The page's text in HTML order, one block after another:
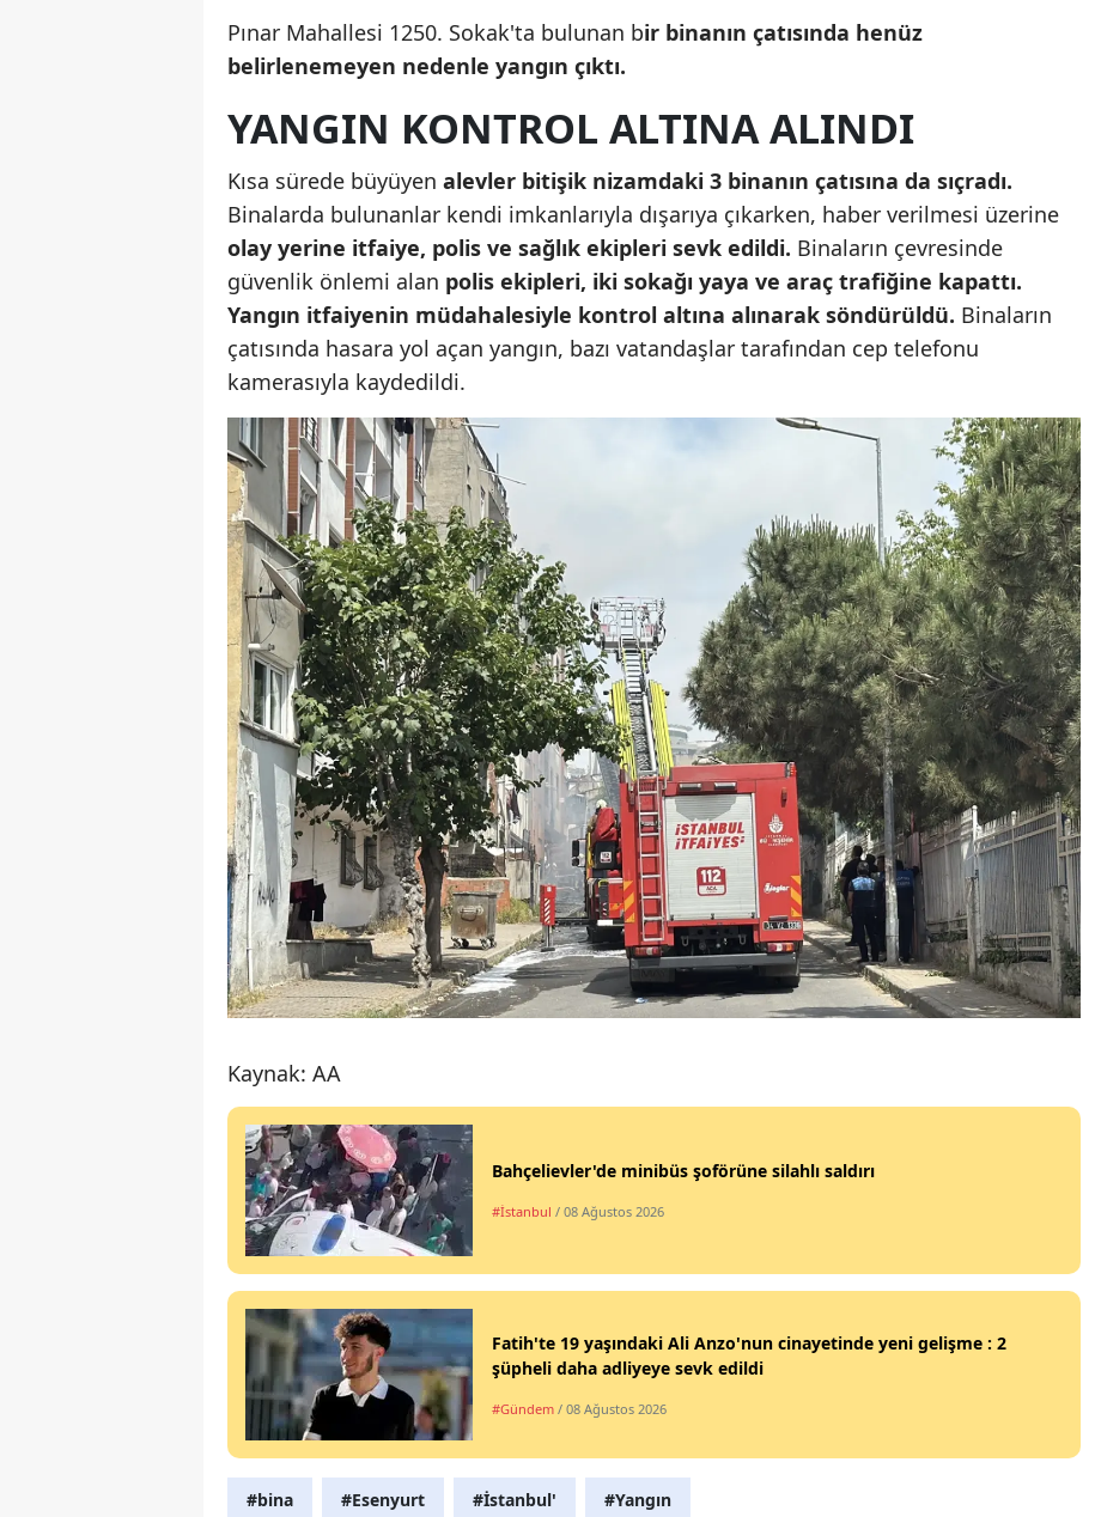
Erzincan
Eskişehir
Gaziantep
Giresun
Gümüşhane
Hakkari
Kars
Kastamonu
Kayseri
Kırklareli
Kırşehir
Kocaeli
Konya
Kütahya
Malatya
Mardin
Muğla
Niğde
Ordu
Rize
Sakarya
Pınar Mahallesi 1250. Sokak'ta bulunan bir binanın çatısında henüz
belirlenemeyen nedenle yangın çıktı.
YANGIN KONTROL ALTINA ALINDI
Kısa sürede büyüyen alevler bitişik nizamdaki 3 binanın çatısına da sıçradı.
Binalarda bulunanlar kendi imkanlarıyla dışarıya çıkarken, haber verilmesi üzerine
olay yerine itfaiye, polis ve sağlık ekipleri sevk edildi. Binaların çevresinde
güvenlik önlemi alan polis ekipleri, iki sokağı yaya ve araç trafiğine kapattı.
Yangın itfaiyenin müdahalesiyle kontrol altına alınarak söndürüldü. Binaların
çatısında hasara yol açan yangın, bazı vatandaşlar tarafından cep telefonu
kamerasıyla kaydedildi.
Kaynak: AA
Bahçelievler'de minibüs şoförüne silahlı saldırı
#İstanbul / 08 Ağustos 2026
Fatih'te 19 yaşındaki Ali Anzo'nun cinayetinde yeni gelişme : 2
şüpheli daha adliyeye sevk edildi
#Gündem / 08 Ağustos 2026
#bina #Esenyurt #İstanbul' #Yangın